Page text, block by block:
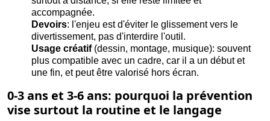
accompagnée.
Devoirs: l'enjeu est d'éviter le glissement vers le
divertissement, pas d'interdire l'outil.
Usage créatif(dessin, montage, musique): souvent
plus compatible avec un cadre, car il a un début et
une fin, et peut être valorisé hors écran.
0-3 ans et 3-6 ans: pourquoi la prévention
vise surtout la routine et le langage